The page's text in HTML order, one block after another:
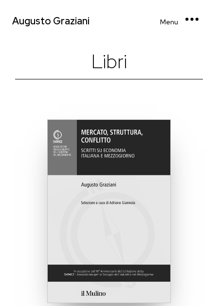
Augusto Graziani Menu
Libri